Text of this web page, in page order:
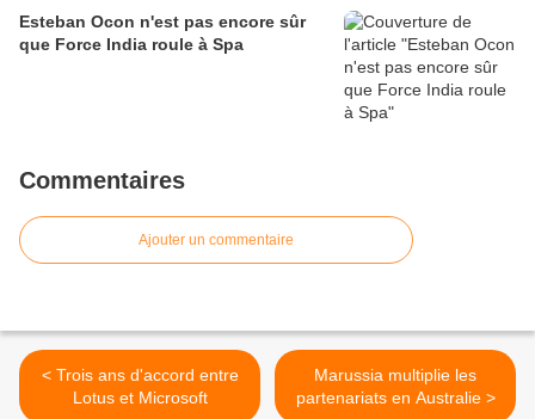
Esteban Ocon n'est pas encore sûr
que Force India roule à Spa
Commentaires
Ajouter un commentaire
< Trois ans d'accord entre
Lotus et Microsoft
Marussia multiplie les
partenariats en Australie >